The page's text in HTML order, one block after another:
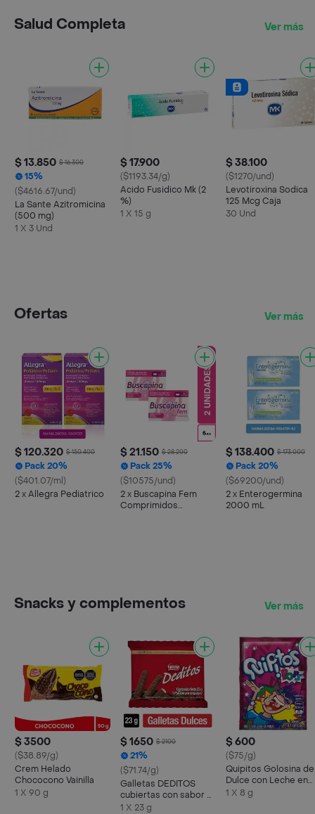
Salud Completa Ver más
$ 13.850 $ 16.300
15%
($4616.67/und)
La Sante Azitromicina
(500 mg)
1 X 3 Und
$ 17.900
($1193.34/g)
Acido Fusidico Mk (2
%)
1 X 15 g
$ 38.100
($1270/und)
Levotiroxina Sodica
125 Mcg Caja
30 Und
Ofertas Ver más
$ 120.320 $ 150.400
Pack 20%
($401.07/ml)
2 x Allegra Pediatrico
$ 21.150 $ 28.200
Pack 25%
($10575/und)
2 x Buscapina Fem
Comprimidos
$ 138.400 $ 173.000
Pack 20%
($69200/und)
2 x Enterogermina
2000 mL
Snacks y complementos Ver más
$ 3500
($38.89/g)
Crem Helado
Chococono Vainilla
1 X 90 g
$ 1650 $ 2100
21%
($71.74/g)
Galletas DEDITOS
cubiertas con sabor a
chocolate x 23g
1 X 23 g
$ 600
($75/g)
Quipitos Golosina de
Dulce con Leche en
Polvo Pops
1 X 8 g